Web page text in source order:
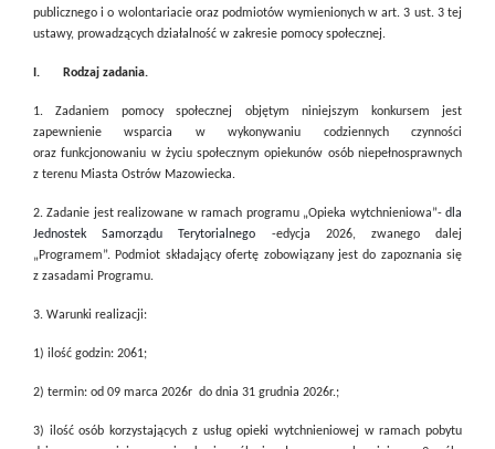
publicznego i o wolontariacie oraz podmiotów wymienionych w art. 3 ust. 3 tej
ustawy, prowadzących działalność w zakresie pomocy społecznej.
I. Rodzaj zadania.
1. Zadaniem pomocy społecznej objętym niniejszym konkursem jest
zapewnienie wsparcia w wykonywaniu codziennych czynności
oraz funkcjonowaniu w życiu społecznym opiekunów osób niepełnosprawnych
z terenu Miasta Ostrów Mazowiecka.
2. Zadanie jest realizowane w ramach programu „Opieka wytchnieniowa”- dla
Jednostek Samorządu Terytorialnego -edycja 2026, zwanego dalej
„Programem”. Podmiot składający ofertę zobowiązany jest do zapoznania się
z zasadami Programu.
3. Warunki realizacji:
1) ilość godzin: 2061;
2) termin: od 09 marca 2026r do dnia 31 grudnia 2026r.;
3) ilość osób korzystających z usług opieki wytchnieniowej w ramach pobytu